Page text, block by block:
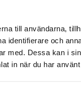
till användarna,
identifierare och
med. Dessa kan i
in när du har